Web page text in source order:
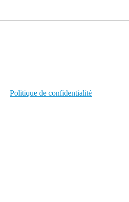
Politique de confidentialité